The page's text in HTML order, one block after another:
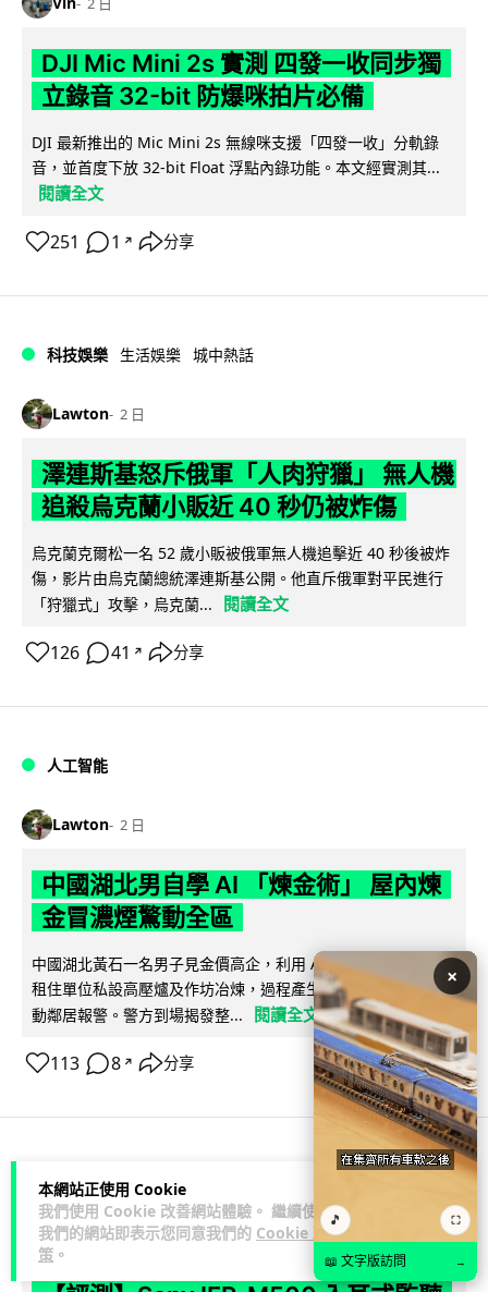
本網站正使用 Cookie
我們使用 Cookie 改善網站體驗。 繼續使用
我們的網站即表示您同意我們的 Cookie 政
策 。
DJI Mic Mini 2s 實測 四發一收同步獨
立錄音 32-bit 防爆咪拍片必備
DJI 最新推出的 Mic Mini 2s 無線咪支援「四發一收」分軌錄
音，並首度下放 32-bit Float 浮點內錄功能。本文經實測其...
閱讀全文
251 1 ↗ 分享
科技娛樂 生活娛樂 城中熱話
Lawton 2 日
澤連斯基怒斥俄軍「人肉狩獵」 無人機
追殺烏克蘭小販近 40 秒仍被炸傷
烏克蘭克爾松一名 52 歲小販被俄軍無人機追擊近 40 秒後被炸
傷，影片由烏克蘭總統澤連斯基公開。他直斥俄軍對平民進行
「狩獵式」攻擊，烏克蘭...
閱讀全文
126 41 ↗ 分享
人工智能
Lawton 2 日
中國湖北男自學 AI 「煉金術」 屋內煉
金冒濃煙驚動全區
中國湖北黃石一名男子見金價高企，利用 AI 自學提煉黃金，在
租住單位私設高壓爐及作坊冶煉，過程產生大量刺鼻濃煙，驚
動鄰居報警。警方到場揭發整...
閱讀全文
113 8 ↗ 分享
3C科技 流動音樂
Lawton 2 日 89
×
🎵 ⛶
📖 文字版訪問 →